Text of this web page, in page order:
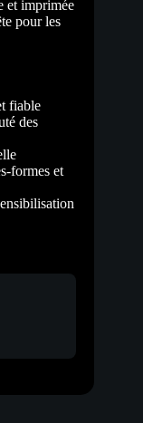
et imprimée
pour les
fiable
des
formes et